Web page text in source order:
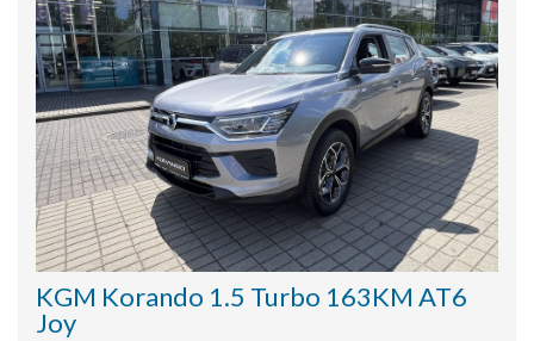
KGM Korando 1.5 Turbo 163KM AT6
Joy